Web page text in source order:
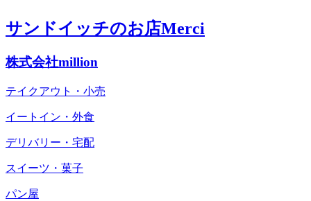
サンドイッチのお店Merci
株式会社million
テイクアウト・小売
イートイン・外食
デリバリー・宅配
スイーツ・菓子
パン屋